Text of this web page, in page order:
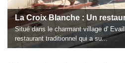
La Croix Blanche : Un
Situé dans le charmant village d'
restaurant traditionnel qui a su...